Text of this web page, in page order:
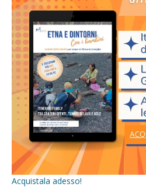
Acquistala adesso!